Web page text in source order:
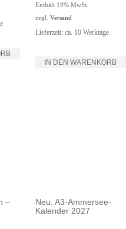
Enthält 19% MwSt.
zzgl.Versand
Lieferzeit: ca. 10 Werktage
IN DEN WARENKORB
–
Neu: A3-Ammersee-
Kalender 2027